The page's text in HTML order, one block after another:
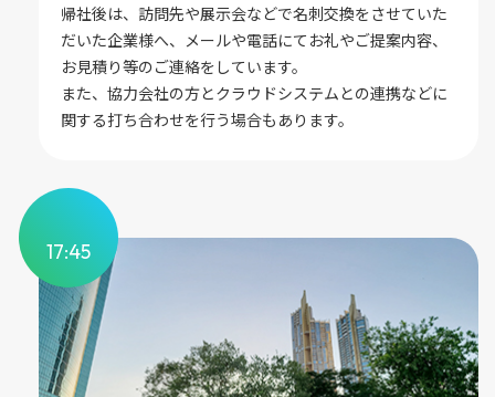
帰社後は、訪問先や展示会などで名刺交換をさせていた
だいた企業様へ、メールや電話にてお礼やご提案内容、
お見積り等のご連絡をしています。
また、協力会社の方とクラウドシステムとの連携などに
関する打ち合わせを行う場合もあります。
17:45